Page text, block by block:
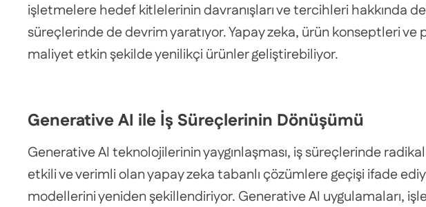
işletmelere hedef kitlelerinin davranışları ve tercihleri hakkında
süreçlerinde de devrim yaratıyor. Yapay zeka, ürün konseptleri
maliyet etkin şekilde yenilikçi ürünler geliştirebiliyor.
Generative AI ile İş Süreçlerinin Dönüşümü
Generative AI teknolojilerinin yaygınlaşması, iş süreçlerinde
etkili ve verimli olan yapay zeka tabanlı çözümlere geçişi ifade
modellerini yeniden şekillendiriyor. Generative AI uygulamaları,